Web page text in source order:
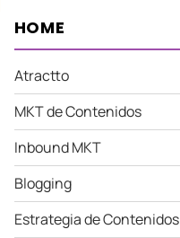
HOME
Atractto
MKT de Contenidos
Inbound MKT
Blogging
Estrategia de Contenidos